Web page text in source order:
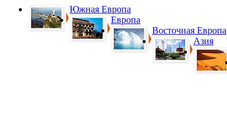
Южная Европа
Европа
Восточная Европа
Азия